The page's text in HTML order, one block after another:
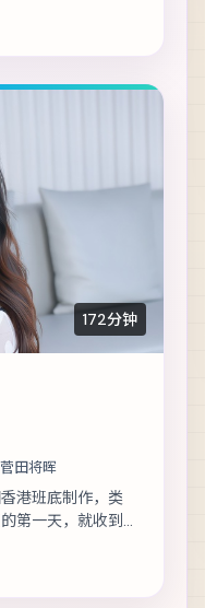
戏调度成熟...
172分钟
田将晖
港班底制作，类
第一天，就收到
镜头语言克制...